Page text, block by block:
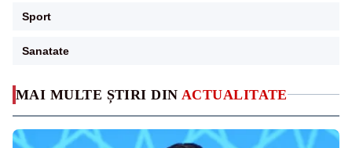
MAI MULTE ȘTIRI DIN ACTUALITATE
Sport
Sanatate